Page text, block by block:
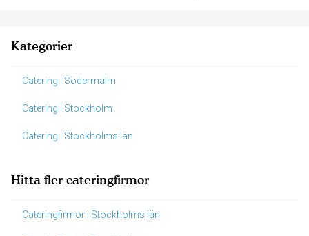
Kategorier
Catering i Södermalm
Catering i Stockholm
Catering i Stockholms län
Hitta fler cateringfirmor
Cateringfirmor i Stockholms län